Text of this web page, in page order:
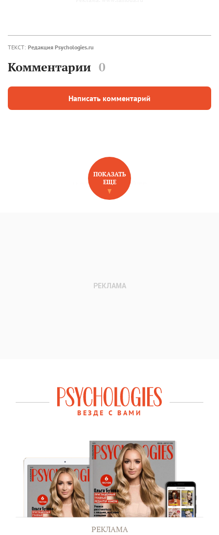
ТЕКСТ: Редакция Psychologies.ru
Комментарии 0
Написать комментарий
НОВОЕ НА САЙТЕ
ПОКАЗАТЬ
ЕЩЕ
ВЕЗДЕ С ВАМИ
РЕКЛАМА